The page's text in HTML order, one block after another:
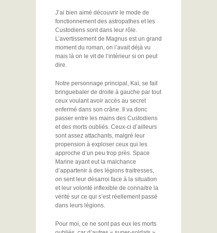
J’ai bien aimé découvrir le mode de
fonctionnement des astropathes et les
Custodiens sont dans leur rôle.
L’avertissement de Magnus est un grand
moment du roman, on l’avait déjà vu
mais là on le vit de l’intérieur si on peut
dire.
Notre personnage principal, Kaï, se fait
bringuebaler de droite à gauche par tout
ceux voulant avoir accès au secret
enfermé dans son crâne. Il va donc
passer entre les mains des Custodiens
et des morts oubliés. Ceux-ci d’ailleurs
sont assez attachants, malgré leur
propension à exploser ceux qui les
approche d’un peu trop près. Space
Marine ayant eut la malchance
d’appartenir à des légions traitresses,
on sent leur désarroi face à la situation
et leur volonté inflexible de connaitre la
vérité sur ce qui s’est réellement passé
dans leurs légions.
Pour moi, ce ne sont pas eux les morts